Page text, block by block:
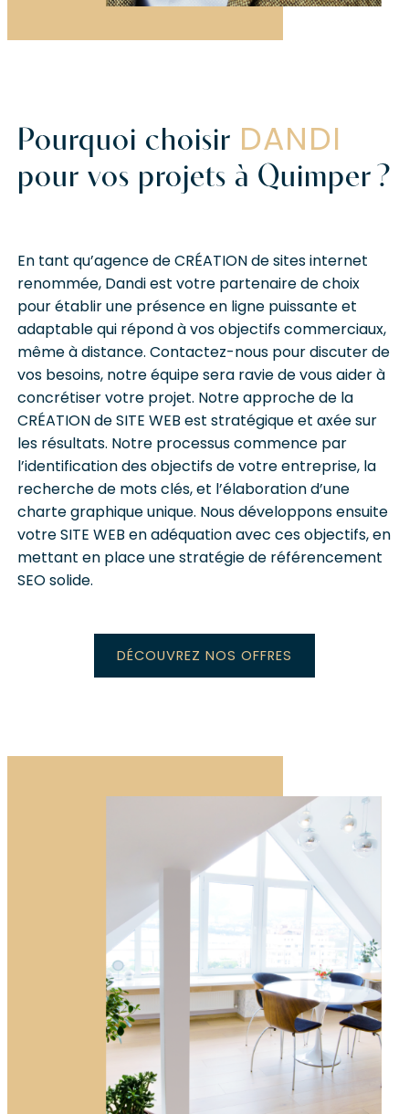
Pourquoi choisir DANDI
pour vos projets à Quimper ?
En tant qu’agence deCRÉATIONde sites internet
renommée, Dandi est votre partenaire de choix
pour établir une présence en ligne puissante et
adaptable qui répond à vos objectifs commerciaux,
même à distance. Contactez-nous pour discuter de
vos besoins, notre équipe sera ravie de vous aider à
concrétiser votre projet. Notre approche de la
CRÉATIONdeSITE WEB est stratégique et axée sur
les résultats. Notre processus commence par
l’identification des objectifs de votre entreprise, la
recherche de mots clés, et l’élaboration d’une
charte graphique unique. Nous développons ensuite
votreSITE WEB en adéquation avec ces objectifs, en
mettant en place une stratégie de référencement
SEO solide.
DÉCOUVREZ NOS OFFRES